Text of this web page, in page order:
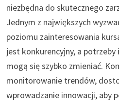
niezbędna do skutecznego
Jednym z największych
poziomu zainteresowania
jest konkurencyjny, a
mogą się szybko zmieniać.
monitorowanie trendów,
wprowadzanie innowacji, aby